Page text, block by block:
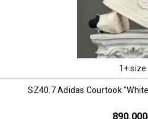
1+ size
SZ40.7 Adidas Courtook